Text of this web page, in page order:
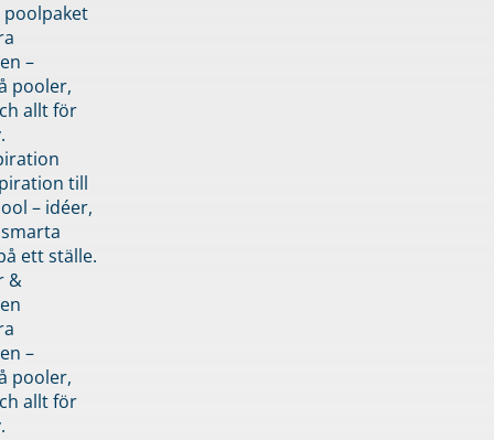
–
pooler,
allt för
till
– idéer,
ett ställe.
&
–
pooler,
allt för